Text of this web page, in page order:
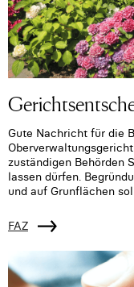
Gute Nachricht für die
zuständigen Behörden
lassen dürfen.
und auf Grunflächen
FAZ